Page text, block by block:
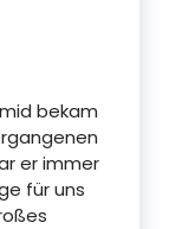
bekam
er immer
für uns